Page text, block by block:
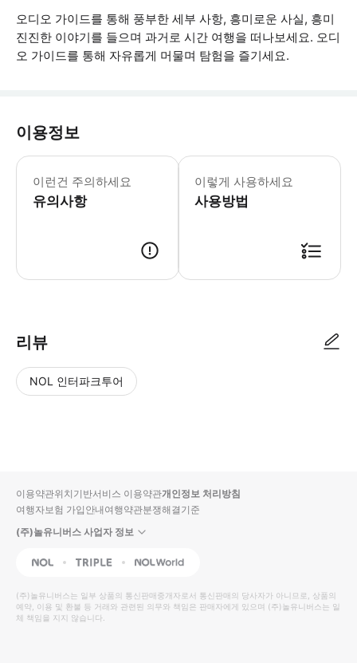
오디오 가이드를 통해 풍부한 세부 사항, 흥미로운 사실, 흥미
진진한 이야기를 들으며 과거로 시간 여행을 떠나보세요. 오디
오 가이드를 통해 자유롭게 머물며 탐험을 즐기세요.
이용정보
이런건 주의하세요
유의사항
* 소요시간 : 1440분 (옵션에 따라 소
이렇게 사용하세요
사용방법
리뷰
NOL 인터파크투어
입니
다.
높
은
순
동
영
상
순
상
이용약관위치기반서비스 이용약관개인정보 처리방침
여행자보험 가입안내여행약관분쟁해결기준
(주)놀유니버스 사업자 정보
NOL Triple Interpark Global
(주)놀유니버스는 일부 상품의 통신판매중개자로서 통신판매의 당사자가 아니므로, 상품의
예약, 이용 및 환불 등 거래와 관련된 의무와 책임은 판매자에게 있으며 (주)놀유니버스는 일
체 책임을 지지 않습니다.